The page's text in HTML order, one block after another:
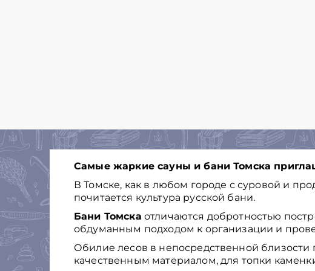
Самые жаркие сауны и бани Томска
В Томске, как в любом городе с суровой и
почитается культура русской бани.
Бани Томска отличаются добротностью
обдуманным подходом к организации и
Обилие лесов в непосредственной близости
качественным материалом, для топки